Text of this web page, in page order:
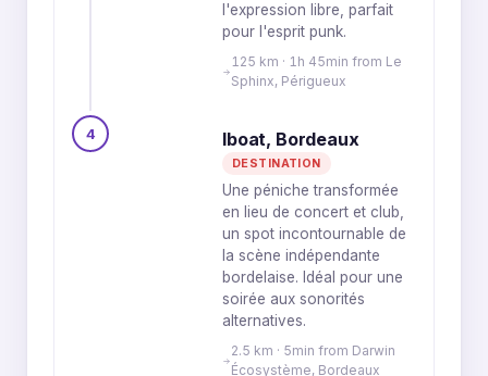
l'expression libre, parfait
pour l'esprit punk.
125 km · 1h 45min from Le
Sphinx, Périgueux
4 Iboat, Bordeaux
DESTINATION
Une péniche transformée
en lieu de concert et club,
un spot incontournable de
la scène indépendante
bordelaise. Idéal pour une
soirée aux sonorités
alternatives.
2.5 km · 5min from Darwin
Écosystème, Bordeaux